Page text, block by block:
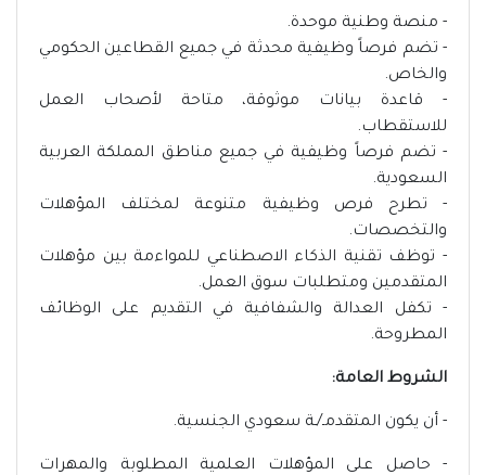
- منصة وطنية موحدة.
- تضم فرصاً وظيفية محدثة في جميع القطاعين الحكومي
والخاص.
- قاعدة بيانات موثوقة، متاحة لأصحاب العمل
للاستقطاب.
- ⁠تضم فرصاً وظيفية في جميع مناطق المملكة العربية
السعودية.
- تطرح فرص وظيفية متنوعة لمختلف المؤهلات
والتخصصات.
- توظف تقنية الذكاء الاصطناعي للمواءمة بين مؤهلات
المتقدمين ومتطلبات سوق العمل.
- تكفل العدالة والشفافية في التقديم على الوظائف
المطروحة.
الشروط العامة:
- أن يكون المتقدمـ/ـة سعودي الجنسية.
- حاصل على المؤهلات العلمية المطلوبة والمهرات